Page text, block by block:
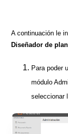
A continuación le
Diseñador de
Para poder
módulo
seleccionar